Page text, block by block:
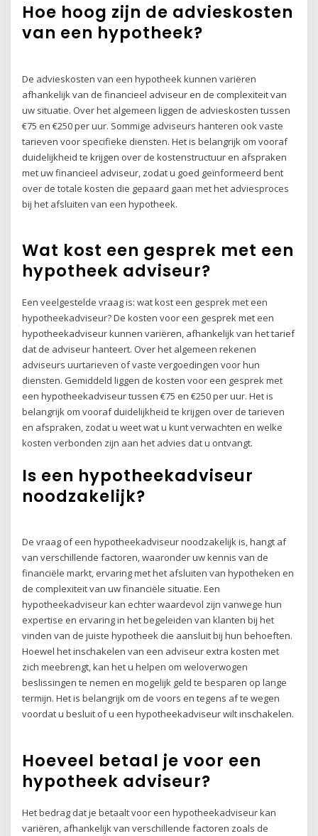
Hoe hoog zijn de advieskosten
van een hypotheek?
De advieskosten van een hypotheek kunnen variëren
afhankelijk van de financieel adviseur en de complexiteit van
uw situatie. Over het algemeen liggen de advieskosten tussen
€75 en €250 per uur. Sommige adviseurs hanteren ook vaste
tarieven voor specifieke diensten. Het is belangrijk om vooraf
duidelijkheid te krijgen over de kostenstructuur en afspraken
met uw financieel adviseur, zodat u goed geïnformeerd bent
over de totale kosten die gepaard gaan met het adviesproces
bij het afsluiten van een hypotheek.
Wat kost een gesprek met een
hypotheek adviseur?
Een veelgestelde vraag is: wat kost een gesprek met een
hypotheekadviseur? De kosten voor een gesprek met een
hypotheekadviseur kunnen variëren, afhankelijk van het tarief
dat de adviseur hanteert. Over het algemeen rekenen
adviseurs uurtarieven of vaste vergoedingen voor hun
diensten. Gemiddeld liggen de kosten voor een gesprek met
een hypotheekadviseur tussen €75 en €250 per uur. Het is
belangrijk om vooraf duidelijkheid te krijgen over de tarieven
en afspraken, zodat u weet wat u kunt verwachten en welke
kosten verbonden zijn aan het advies dat u ontvangt.
Is een hypotheekadviseur
noodzakelijk?
De vraag of een hypotheekadviseur noodzakelijk is, hangt af
van verschillende factoren, waaronder uw kennis van de
financiële markt, ervaring met het afsluiten van hypotheken en
de complexiteit van uw financiële situatie. Een
hypotheekadviseur kan echter waardevol zijn vanwege hun
expertise en ervaring in het begeleiden van klanten bij het
vinden van de juiste hypotheek die aansluit bij hun behoeften.
Hoewel het inschakelen van een adviseur extra kosten met
zich meebrengt, kan het u helpen om weloverwogen
beslissingen te nemen en mogelijk geld te besparen op lange
termijn. Het is belangrijk om de voors en tegens af te wegen
voordat u besluit of u een hypotheekadviseur wilt inschakelen.
Hoeveel betaal je voor een
hypotheek adviseur?
Het bedrag dat je betaalt voor een hypotheekadviseur kan
variëren, afhankelijk van verschillende factoren zoals de